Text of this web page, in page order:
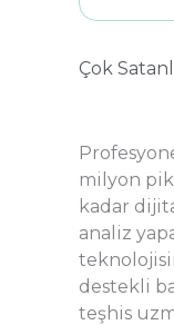
Çok
milyon
kadar
analiz
destekli
teşhis